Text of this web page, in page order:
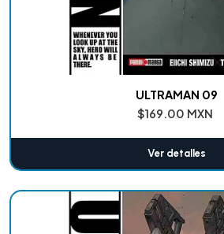
ULTRAMAN 09
$169.00 MXN
Ver detalles